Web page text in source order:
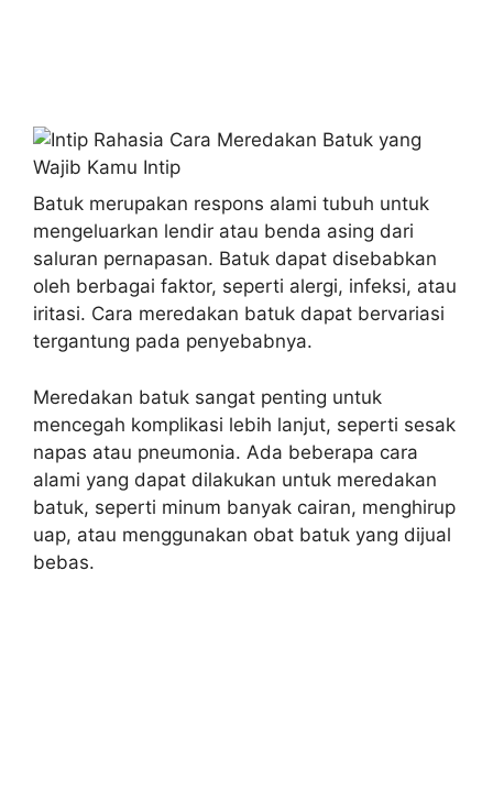
Batuk merupakan respons alami tubuh untuk
mengeluarkan lendir atau benda asing dari
saluran pernapasan. Batuk dapat disebabkan
oleh berbagai faktor, seperti alergi, infeksi, atau
iritasi. Cara meredakan batuk dapat bervariasi
tergantung pada penyebabnya.
Meredakan batuk sangat penting untuk
mencegah komplikasi lebih lanjut, seperti sesak
napas atau pneumonia. Ada beberapa cara
alami yang dapat dilakukan untuk meredakan
batuk, seperti minum banyak cairan, menghirup
uap, atau menggunakan obat batuk yang dijual
bebas.